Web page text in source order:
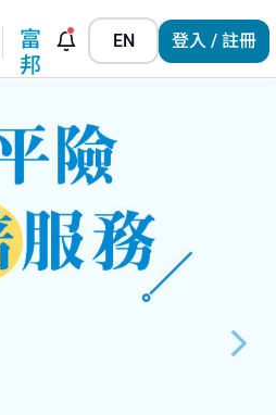
富
邦
家
EN 登入 / 註冊